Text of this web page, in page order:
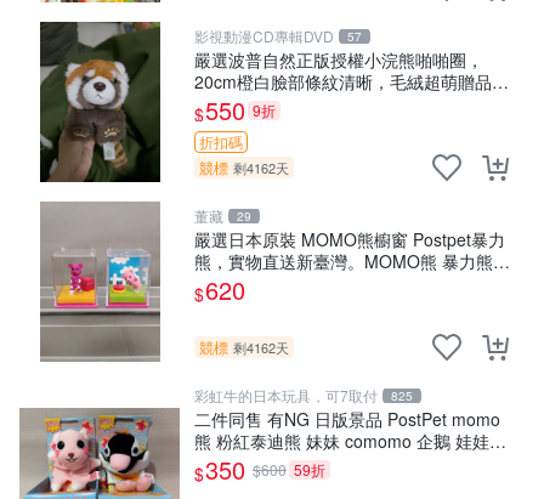
影視動漫CD專輯DVD 57
嚴選波普自然正版授權小浣熊啪啪圈，
20cm橙白臉部條紋清晰，毛絨超萌贈品推
薦。 小浣熊 波普 圈環
$550 9折
折扣碼
競標 剩4162天
董藏 29
嚴選日本原裝 MOMO熊櫥窗 Postpet暴力
熊，實物直送新臺灣。MOMO熊 暴力熊
熊貓櫥窗
$620
競標 剩4162天
彩虹牛的日本玩具，可7取付 825
二件同售 有NG 日版景品 PostPet momo
熊 粉紅泰迪熊 妹妹 comomo 企鵝 娃娃
布偶 手指頭 娃娃
$350 $600 59折